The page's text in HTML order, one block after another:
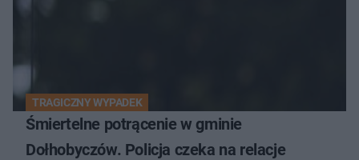
TRAGICZNY WYPADEK
Śmiertelne potrącenie w gminie
Dołhobyczów. Policja czeka na relacje